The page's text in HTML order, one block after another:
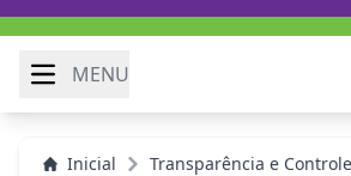
MENU
Inicial Transparência e Controle